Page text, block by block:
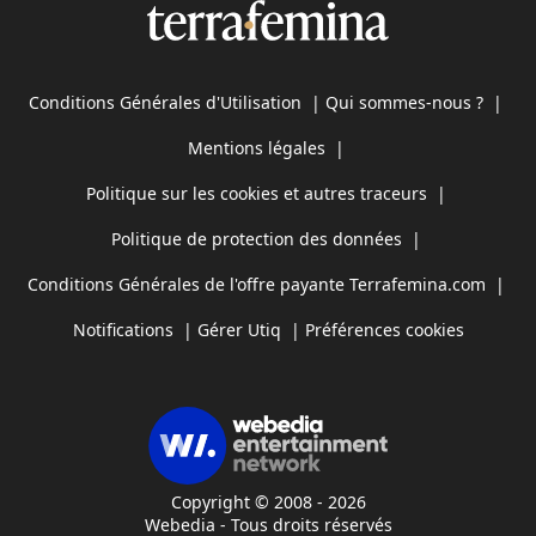
Conditions Générales d'Utilisation | Qui sommes-nous ? |
Mentions légales |
Politique sur les cookies et autres traceurs |
Politique de protection des données |
Conditions Générales de l'offre payante Terrafemina.com |
Notifications | Gérer Utiq | Préférences cookies
Copyright © 2008 - 2026
Webedia - Tous droits réservés